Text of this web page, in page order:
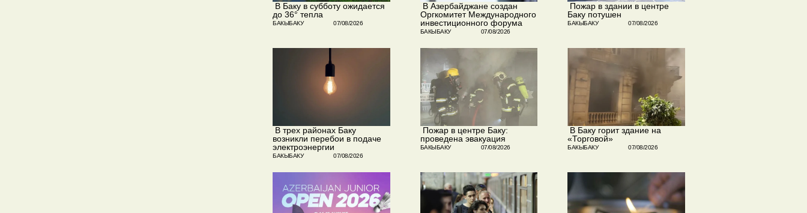
​ В Баку в субботу ожидается
до 36° тепла
БАКЫБАКУ 07/08/2026
​ В Азербайджане создан
Оргкомитет Международного
инвестиционного форума
БАКЫБАКУ 07/08/2026
​ Пожар в здании в центре
Баку потушен
БАКЫБАКУ 07/08/2026
​ В трех районах Баку
возникли перебои в подаче
электроэнергии
БАКЫБАКУ 07/08/2026
​ Пожар в центре Баку:
проведена эвакуация
БАКЫБАКУ 07/08/2026
​ В Баку горит здание на
«Торговой»
БАКЫБАКУ 07/08/2026